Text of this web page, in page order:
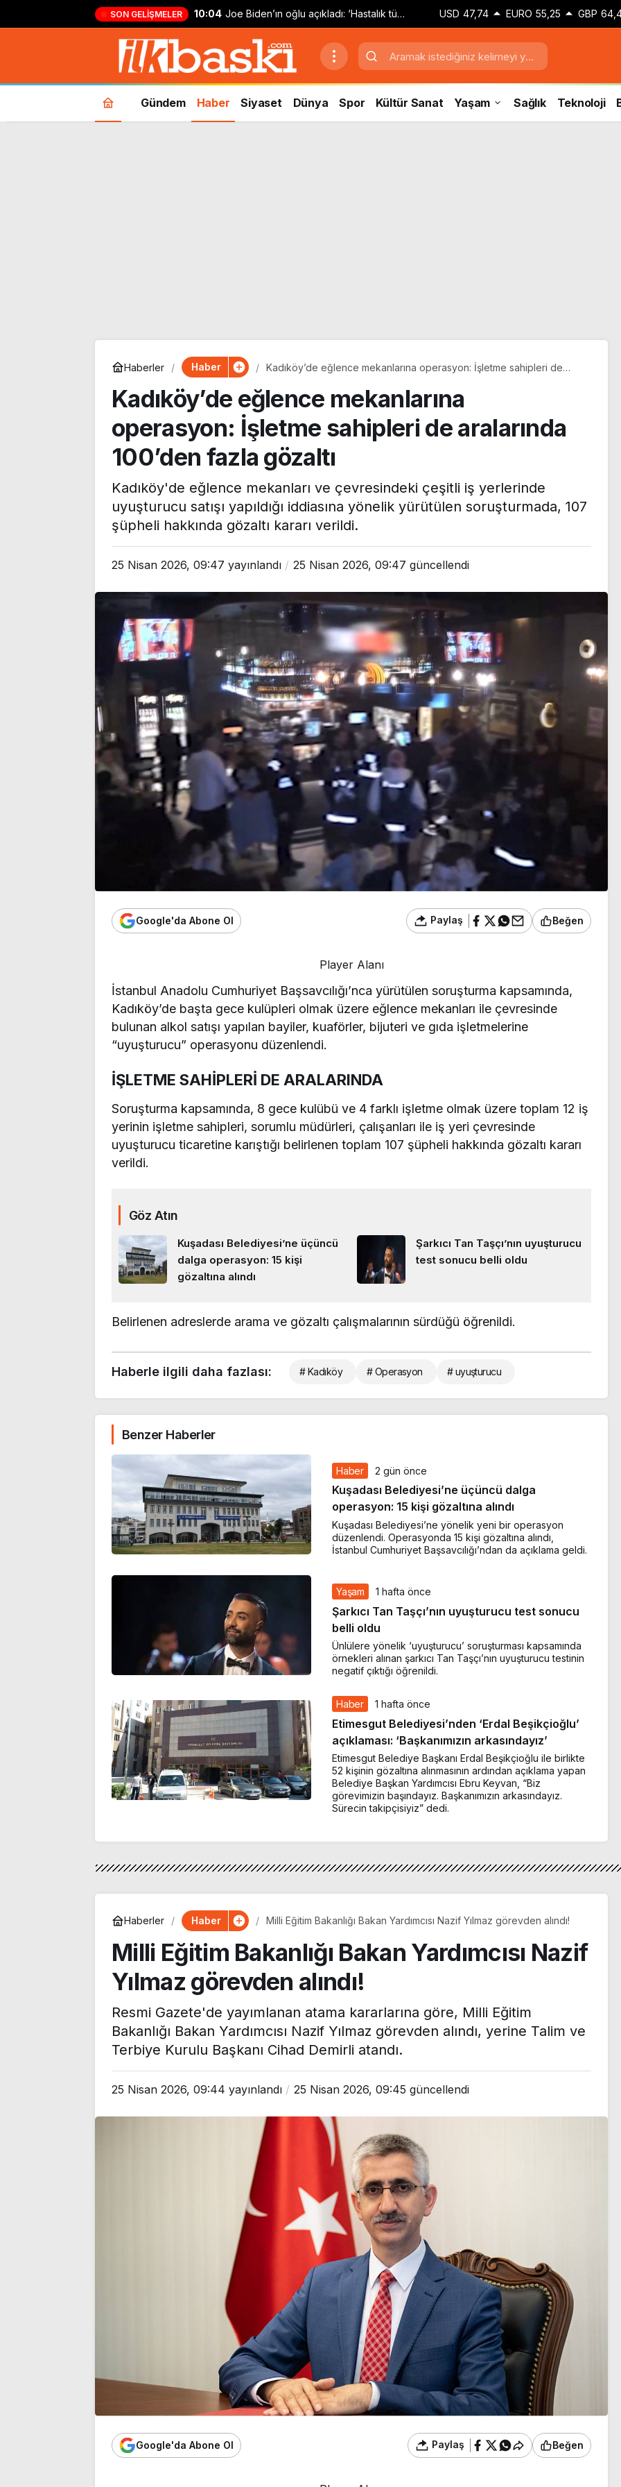
SON GELIŞMELER 10:04 Joe Biden’ın oğlu açıkladı: ‘Hastalık tüm
vücuduna yayıldı’
USD 47,74 EURO 55,25 GBP
Gündem Haber Siyaset Dünya Spor Kültür Sanat Yaşam Sağlık Teknoloji
Haberler Haber
Kadıköy’de eğlence mekanlarına operasyon: İşletme sahipleri de
Kadıköy’de eğlence mekanlarına
operasyon: İşletme sahipleri de aralarında
100’den fazla gözaltı
Kadıköy'de eğlence mekanları ve çevresindeki çeşitli iş yerlerinde
uyuşturucu satışı yapıldığı iddiasına yönelik yürütülen soruşturmada, 107
şüpheli hakkında gözaltı kararı verildi.
25 Nisan 2026, 09:47 yayınlandı 25 Nisan 2026, 09:47 güncellendi
Google'da Abone Ol Paylaş Beğen
Player Alanı
İstanbul Anadolu Cumhuriyet Başsavcılığı’nca yürütülen soruşturma kapsamında,
Kadıköy’de başta gece kulüpleri olmak üzere eğlence mekanları ile çevresinde
bulunan alkol satışı yapılan bayiler, kuaförler, bijuteri ve gıda işletmelerine
“uyuşturucu” operasyonu düzenlendi.
İŞLETME SAHİPLERİ DE ARALARINDA
Soruşturma kapsamında, 8 gece kulübü ve 4 farklı işletme olmak üzere toplam 12 iş
yerinin işletme sahipleri, sorumlu müdürleri, çalışanları ile iş yeri çevresinde
uyuşturucu ticaretine karıştığı belirlenen toplam 107 şüpheli hakkında gözaltı kararı
verildi.
Göz Atın
Kuşadası Belediyesi’ne üçüncü
dalga operasyon: 15 kişi
gözaltına alındı
Şarkıcı Tan Taşçı’nın uyuşturucu
test sonucu belli oldu
Belirlenen adreslerde arama ve gözaltı çalışmalarının sürdüğü öğrenildi.
Haberle ilgili daha fazlası: # Kadıköy # Operasyon # uyuşturucu
Benzer Haberler
Haber 2 gün önce
Kuşadası Belediyesi’ne üçüncü dalga
operasyon: 15 kişi gözaltına alındı
Kuşadası Belediyesi’ne yönelik yeni bir operasyon
düzenlendi. Operasyonda 15 kişi gözaltına alındı,
İstanbul Cumhuriyet Başsavcılığı’ndan da açıklama geldi.
Yaşam 1 hafta önce
Şarkıcı Tan Taşçı’nın uyuşturucu test sonucu
belli oldu
Ünlülere yönelik ‘uyuşturucu’ soruşturması kapsamında
örnekleri alınan şarkıcı Tan Taşçı’nın uyuşturucu testinin
negatif çıktığı öğrenildi.
Haber 1 hafta önce
Etimesgut Belediyesi’nden ‘Erdal Beşikçioğlu’
açıklaması: ‘Başkanımızın arkasındayız’
Etimesgut Belediye Başkanı Erdal Beşikçioğlu ile birlikte
52 kişinin gözaltına alınmasının ardından açıklama yapan
Belediye Başkan Yardımcısı Ebru Keyvan, “Biz
görevimizin başındayız. Başkanımızın arkasındayız.
Sürecin takipçisiyiz” dedi.
‘evine dönmeli’
açıklaması
Lösemi tedavisi
Cansever hayatını
kaybetti
Villarreal’e diş
geçiremedi:
seyircisi önünde tatsız
prova
Haberler Haber Milli Eğitim Bakanlığı Bakan Yardımcısı Nazif Yılmaz görevden alındı!
Milli Eğitim Bakanlığı Bakan Yardımcısı Nazif
Yılmaz görevden alındı!
Resmi Gazete'de yayımlanan atama kararlarına göre, Milli Eğitim
Bakanlığı Bakan Yardımcısı Nazif Yılmaz görevden alındı, yerine Talim ve
Terbiye Kurulu Başkanı Cihad Demirli atandı.
25 Nisan 2026, 09:44 yayınlandı 25 Nisan 2026, 09:45 güncellendi
Google'da Abone Ol Paylaş Beğen